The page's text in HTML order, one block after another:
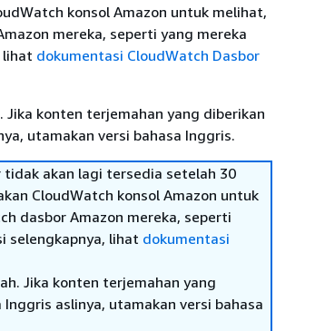
konsol Amazon untuk melihat,
mereka, seperti yang mereka
lihat dokumentasi CloudWatch Dasbor
konten terjemahan yang diberikan
utamakan versi bahasa Inggris.
tidak akan lagi tersedia setelah 30
CloudWatch konsol Amazon untuk
dasbor Amazon mereka, seperti
selengkapnya, lihat dokumentasi
Jika konten terjemahan yang
aslinya, utamakan versi bahasa